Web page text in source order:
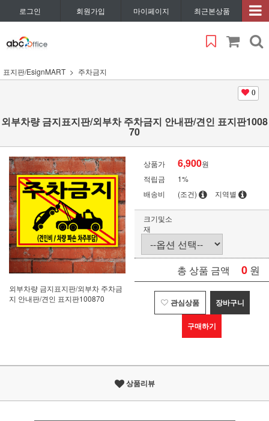
로그인 회원가입 마이페이지 최근본상품
표지판/EsignMART 주차금지
0
외부차량 금지표지판/외부차 주차금지 안내판/견인 표지판1008
70
외부차량 금지표지판/외부차 주차금
지 안내판/견인 표지판100870
상품가 6,900원
적립금
1%
배송비
(조건) 지역별
크기및소
재
총 상품 금액 0 원
관심상품 장바구니
구매하기
상품리뷰